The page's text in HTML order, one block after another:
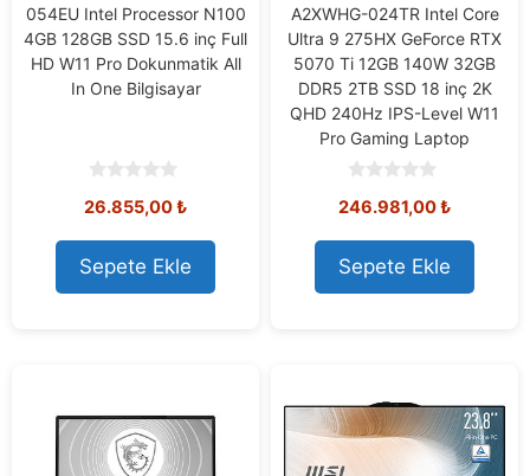
054EU Intel Processor N100
4GB 128GB SSD 15.6 inç Full
HD W11 Pro Dokunmatik All
In One Bilgisayar
o
t
o
f
5
26.855,00₺
Sepete Ekle
A2XWHG-024TR Intel Core
Ultra 9 275HX GeForce RTX
5070 Ti 12GB 140W 32GB
DDR5 2TB SSD 18 inç 2K
QHD 240Hz IPS-Level W11
Pro Gaming Laptop
o
t
o
f
5
246.981,00₺
Sepete Ekle